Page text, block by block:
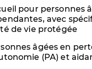
pour personnes
avec
de vie protégée
âgées en
(PA) et